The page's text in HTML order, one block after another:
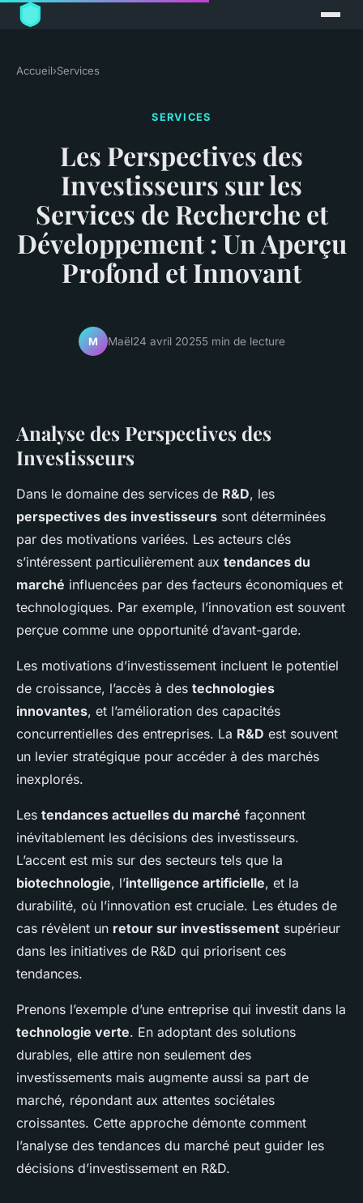
Accueil›Services
SERVICES
Les Perspectives des
Investisseurs sur les
Services de Recherche et
Développement : Un Aperçu
Profond et Innovant
M Maël24 avril 20255 min de lecture
Analyse des Perspectives des
Investisseurs
Dans le domaine des services de R&D, les
perspectives des investisseurs sont déterminées
par des motivations variées. Les acteurs clés
s’intéressent particulièrement aux tendances du
marché influencées par des facteurs économiques et
technologiques. Par exemple, l’innovation est souvent
perçue comme une opportunité d’avant-garde.
Les motivations d’investissement incluent le potentiel
de croissance, l’accès à des technologies
innovantes, et l’amélioration des capacités
concurrentielles des entreprises. La R&D est souvent
un levier stratégique pour accéder à des marchés
inexplorés.
Les tendances actuelles du marché façonnent
inévitablement les décisions des investisseurs.
L’accent est mis sur des secteurs tels que la
biotechnologie, l’intelligence artificielle, et la
durabilité, où l’innovation est cruciale. Les études de
cas révèlent un retour sur investissement supérieur
dans les initiatives de R&D qui priorisent ces
tendances.
Prenons l’exemple d’une entreprise qui investit dans la
technologie verte. En adoptant des solutions
durables, elle attire non seulement des
investissements mais augmente aussi sa part de
marché, répondant aux attentes sociétales
croissantes. Cette approche démonte comment
l’analyse des tendances du marché peut guider les
décisions d’investissement en R&D.